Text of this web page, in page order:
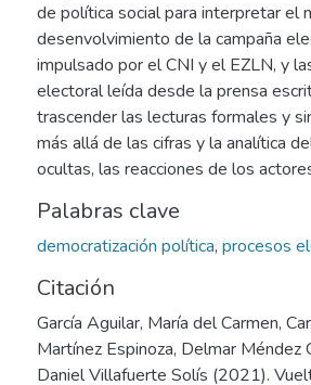
de política social para interpretar el
desenvolvimiento de la campaña
impulsado por el CNI y el EZLN, y
electoral leída desde la prensa
trascender las lecturas formales y
más allá de las cifras y la analítica
ocultas, las reacciones de los
Palabras clave
democratización política, procesos
Citación
García Aguilar, María del Carmen,
Martínez Espinoza, Delmar Méndez
Daniel Villafuerte Solís (2021).